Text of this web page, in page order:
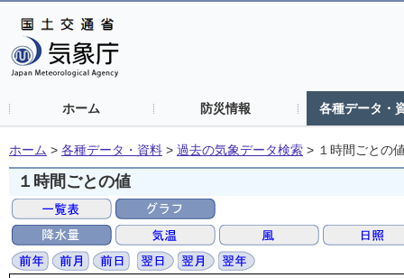
ホーム 防災情報 各種データ・
ホーム > 各種データ・資料 > 過去の気象データ検索 > １時間ごとの
１時間ごとの値